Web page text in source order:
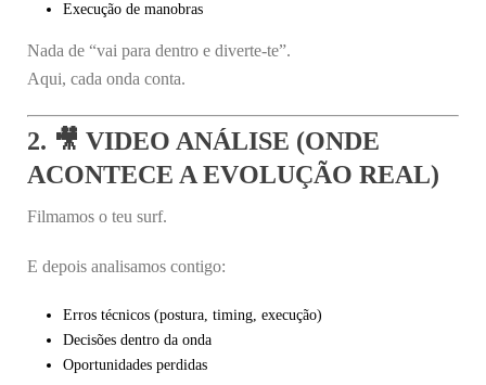
Execução de manobras
Nada de “vai para dentro e diverte-te”.
Aqui, cada onda conta.
2. 🎥 VIDEO ANÁLISE (ONDE
ACONTECE A EVOLUÇÃO REAL)
Filmamos o teu surf.
E depois analisamos contigo:
Erros técnicos (postura, timing, execução)
Decisões dentro da onda
Oportunidades perdidas